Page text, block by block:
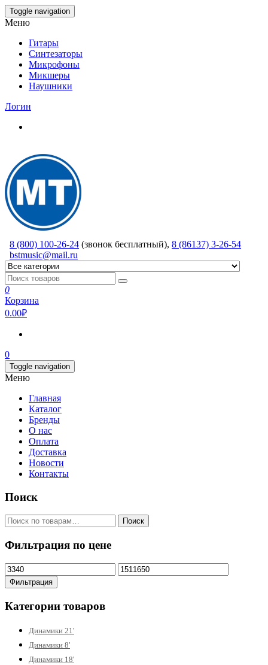
Skip
to
content
Toggle navigation
Меню
Гитары
Синтезаторы
Микрофоны
Микшеры
Наушники
Логин
8 (800) 100-26-24 (звонок бесплатный), 8 (86137) 3-26-54
bstmusic@mail.ru
0
Корзина
0.00₽
0
Toggle navigation
Меню
Главная
Каталог
Бренды
О нас
Оплата
Доставка
Новости
Контакты
Поиск
Искать: Поиск
Фильтрация по цене
Минимальная
цена
Максимальная
цена
Фильтрация
Категории товаров
Динамики 21'
Динамики 8'
Динамики 18'